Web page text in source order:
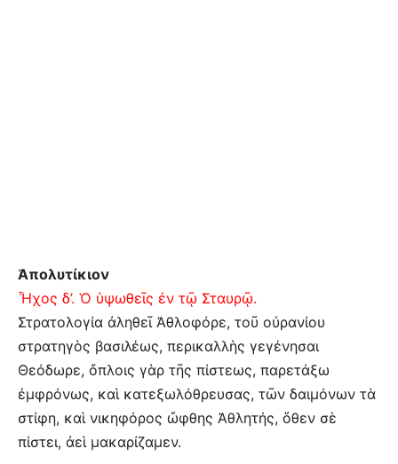
Ἀπολυτίκιον
Ἦχος δ’. Ὁ ὑψωθεῖς ἐν τῷ Σταυρῷ.
Στρατολογία ἀληθεῖ Ἀθλοφόρε, τοῦ οὐρανίου
στρατηγὸς βασιλέως, περικαλλὴς γεγένησαι
Θεόδωρε, ὄπλοις γὰρ τῆς πίστεως, παρετάξω
ἐμφρόνως, καὶ κατεξωλόθρευσας, τῶν δαιμόνων τὰ
στίφη, καὶ νικηφόρος ὤφθης Ἀθλητής, ὅθεν σὲ
πίστει, ἀεὶ μακαρίζαμεν.